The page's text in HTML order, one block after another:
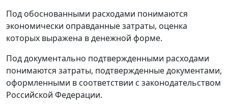
Под обоснованными расходами понимаются
экономически оправданные затраты, оценка
которых выражена в денежной форме.
Под документально подтвержденными расходами
понимаются затраты, подтвержденные документами,
оформленными в соответствии с законодательством
Российской Федерации.